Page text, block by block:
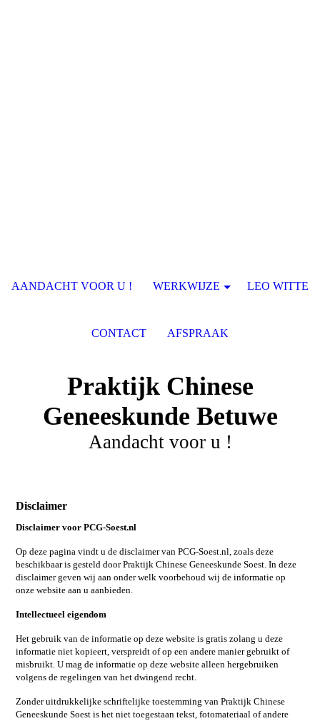
Praktijk Chinese
Geneeskunde Betuwe
Aandacht voor u !
Disclaimer
Disclaimer voor PCG-Soest.nl
Op deze pagina vindt u de disclaimer van PCG-Soest.nl, zoals deze
beschikbaar is gesteld door Praktijk Chinese Geneeskunde Soest. In deze
disclaimer geven wij aan onder welk voorbehoud wij de informatie op
onze website aan u aanbieden.
Intellectueel eigendom
Het gebruik van de informatie op deze website is gratis zolang u deze
informatie niet kopieert, verspreidt of op een andere manier gebruikt of
misbruikt. U mag de informatie op deze website alleen hergebruiken
volgens de regelingen van het dwingend recht.
Zonder uitdrukkelijke schriftelijke toestemming van Praktijk Chinese
Geneeskunde Soest is het niet toegestaan tekst, fotomateriaal of andere
AANDACHT VOOR U ! WERKWIJZE LEO WITTE
CONTACT AFSPRAAK